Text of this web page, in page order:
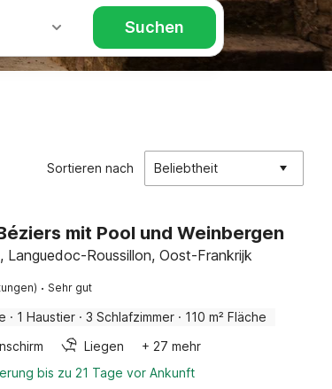
Suchen
Sortieren nach Beliebtheit
mit Pool und Weinbergen
Languedoc-Roussillon, Oost-Frankrijk
· Sehr gut
· 1 Haustier · 3 Schlafzimmer · 110 m² Fläche
Liegen
+ 27 mehr
bis zu 21 Tage vor Ankunft